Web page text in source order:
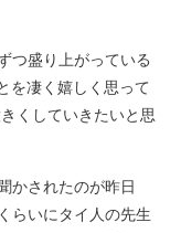
つ盛り上がっている
を凄く嬉しく思って
くしていきたいと思
かされたのが昨日
らいにタイ人の先生